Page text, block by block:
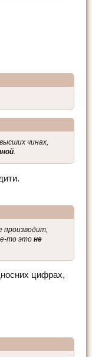
чинах,
.
производит,
то это не
цифрах,